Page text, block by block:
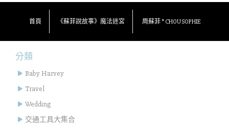
首頁 《蘇菲說故事》魔法迷宮 周蘇菲 * CHOU SOPHIE
分類
Baby Harvey
Travel
Wedding
交通工具大集合